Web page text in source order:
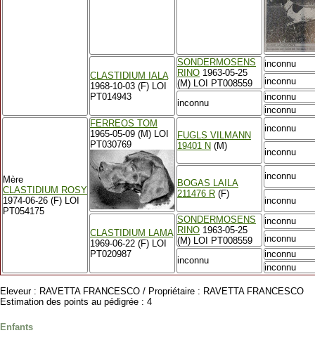
CLASTIDIUM IALA
1968-10-03 (F) LOI
PT014943
SONDERMOSENS
RINO 1963-05-25
(M) LOI PT008559
inconnu
inconnu
inconnu
inconnu
inconnu
Mère
CLASTIDIUM ROSY
1974-06-26 (F) LOI
PT054175
FERREOS TOM
1965-05-09 (M) LOI
PT030769
FUGLS VILMANN
19401 N (M)
inconnu
inconnu
BOGAS LAILA
211476 R (F)
inconnu
inconnu
CLASTIDIUM LAMA
1969-06-22 (F) LOI
PT020987
SONDERMOSENS
RINO 1963-05-25
(M) LOI PT008559
inconnu
inconnu
inconnu
inconnu
inconnu
Eleveur : RAVETTA FRANCESCO / Propriétaire : RAVETTA FRANCESCO
Estimation des points au pédigrée : 4
Enfants